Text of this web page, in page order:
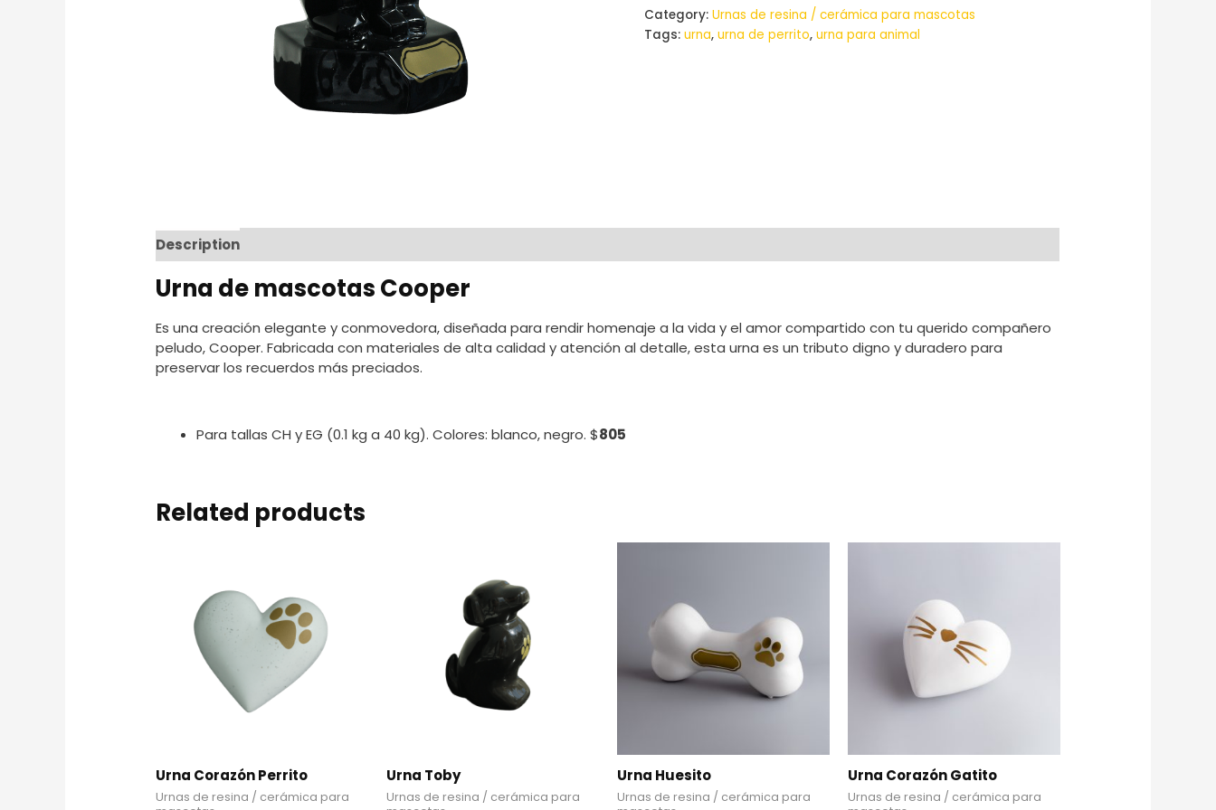
Category: Urnas de resina / cerámica para mascotas
Tags: urna, urna de perrito, urna para animal
Description
Urna de mascotas Cooper
Es una creación elegante y conmovedora, diseñada para rendir homenaje a la vida y el amor compartido con tu querido compañero
peludo, Cooper. Fabricada con materiales de alta calidad y atención al detalle, esta urna es un tributo digno y duradero para
preservar los recuerdos más preciados.
Para tallas CH y EG (0.1 kg a 40 kg). Colores: blanco, negro. $805
Related products
Urna Corazón Perrito
Urnas de resina / cerámica para
Urna Toby
Urnas de resina / cerámica para
Urna Huesito
Urnas de resina / cerámica para
Urna Corazón Gatito
Urnas de resina / cerámica para